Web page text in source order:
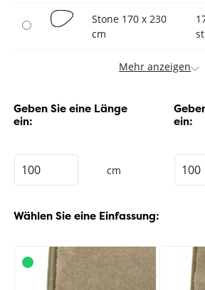
Stone 170 x 230
cm
Mehr anzeigen
Geben Sie eine Länge
ein:
cm
ein:
Wählen Sie eine Einfassung: